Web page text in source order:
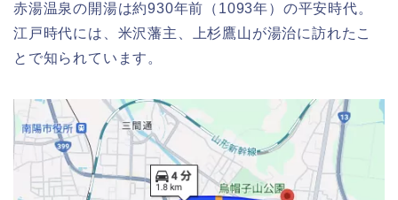
赤湯温泉の開湯は約930年前（1093年）の平安時代。
江戸時代には、米沢藩主、上杉鷹山が湯治に訪れたこ
とで知られています。